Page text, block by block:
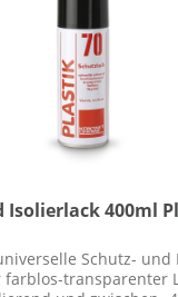
Isolierlack 400ml
Schutz-
farblos-transparenter